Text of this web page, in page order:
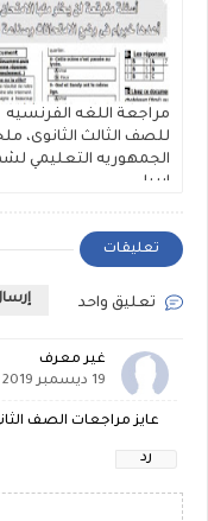
مراجعة اللغه الفرنسيه
للصف الثالث الثانوى،
الجمهوريه التعليمي
ابريل
تعليقات
تعليق واحد
غير معرف
19 ديسمبر 2019 في 12:31 ص
عايز مراجعات الصف الثاني
رد